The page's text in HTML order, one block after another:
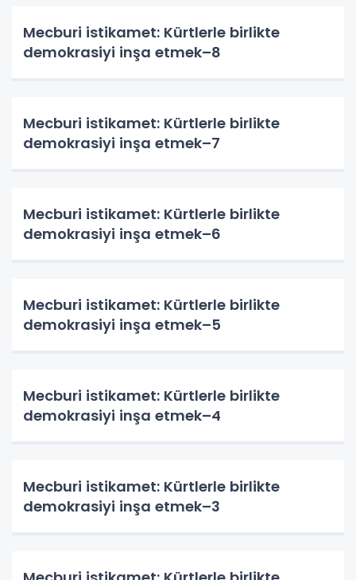
Mecburi istikamet: Kürtlerle birlikte
demokrasiyi inşa etmek–8
Mecburi istikamet: Kürtlerle birlikte
demokrasiyi inşa etmek–7
Mecburi istikamet: Kürtlerle birlikte
demokrasiyi inşa etmek–6
Mecburi istikamet: Kürtlerle birlikte
demokrasiyi inşa etmek–5
Mecburi istikamet: Kürtlerle birlikte
demokrasiyi inşa etmek–4
Mecburi istikamet: Kürtlerle birlikte
demokrasiyi inşa etmek–3